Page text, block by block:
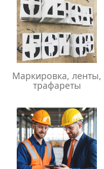
Маркировка, ленты,
трафареты